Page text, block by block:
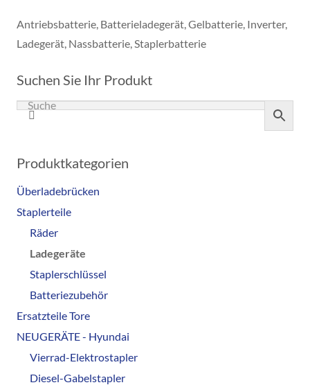
Antriebsbatterie Batterieladegerät Gelbatterie Inverter,
Ladegerät Nassbatterie Staplerbatterie
Suchen Sie Ihr Produkt
Produktkategorien
Überladebrücken
Staplerteile
Räder
Ladegeräte
Staplerschlüssel
Batteriezubehör
Ersatzteile Tore
NEUGERÄTE - Hyundai
Vierrad-Elektrostapler
Diesel-Gabelstapler